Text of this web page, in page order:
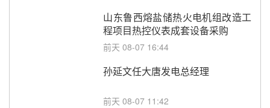
山东鲁西熔盐储热火电机组改造工
程项目热控仪表成套设备采购
前天 08-07 16:44
孙延文任大唐发电总经理
前天 08-07 11:42